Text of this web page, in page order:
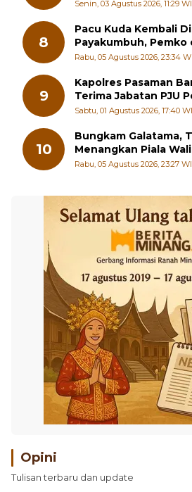
Senin, 03 Agustus 2026, 11:29
8
Pacu Kuda Kembali
Payakumbuh,
Persiapan!
Rabu, 05 Agustus 2026, 23:34
9
Kapolres Pasaman
Terima Jabatan PJU
Sungai Beremas
Sabtu, 01 Agustus 2026, 17:40
10
Bungkam Galatama,
Menangkan Piala
Cup 2026
Rabu, 05 Agustus 2026, 23:27
Opini
Tulisan terbaru dan update